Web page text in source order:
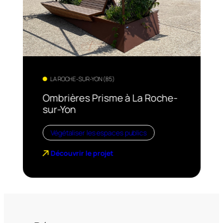
LA ROCHE-SUR-YON (85)
Ombrières Prisme à La Roche-
sur-Yon
Végétaliser les espaces publics
Découvrir le projet